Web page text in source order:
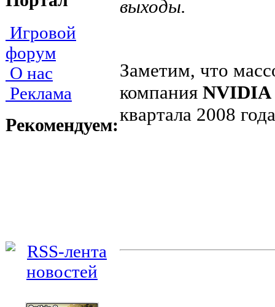
Игровой
форум
О нас
Реклама
Рекомендуем:
выходы.
Заметим, что
компания NVIDIA
квартала 2008